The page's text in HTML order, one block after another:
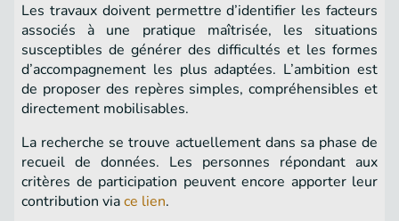
Les travaux doivent permettre d’identifier les facteurs
associés à une pratique maîtrisée, les situations
susceptibles de générer des difficultés et les formes
d’accompagnement les plus adaptées. L’ambition est
de proposer des repères simples, compréhensibles et
directement mobilisables.
La recherche se trouve actuellement dans sa phase de
recueil de données. Les personnes répondant aux
critères de participation peuvent encore apporter leur
contribution viace lien.